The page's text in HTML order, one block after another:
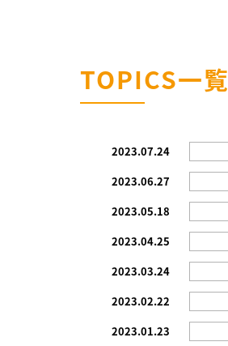
TOPICS一覧
2023.07.24
2023.06.27
2023.05.18
2023.04.25
2023.03.24
2023.02.22
2023.01.23